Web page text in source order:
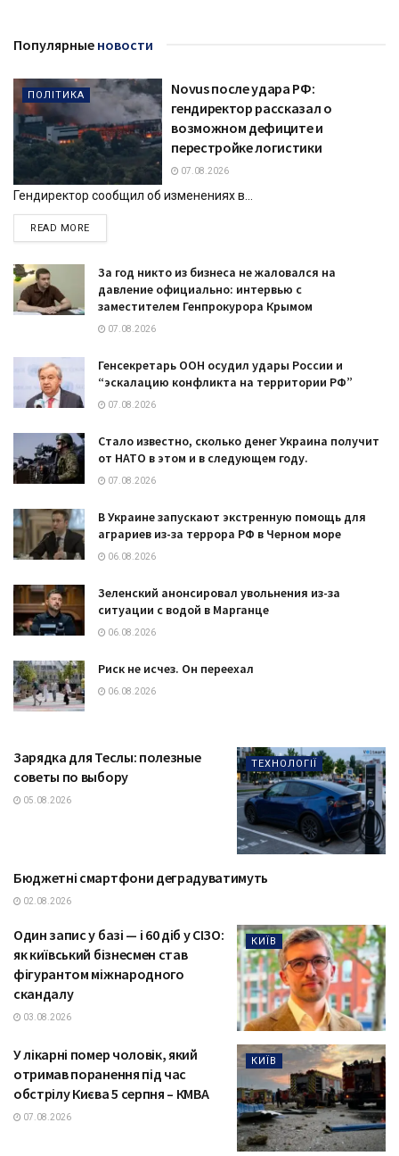
Популярные новости
ПОЛІТИКА
Novus после удара РФ:
гендиректор рассказал о
возможном дефиците и
перестройке логистики
07.08.2026
Гендиректор сообщил об изменениях в...
READ MOREDETAILS
За год никто из бизнеса не жаловался на
давление официально: интервью с
заместителем Генпрокурора Крымом
07.08.2026
Генсекретарь ООН осудил удары России и
“эскалацию конфликта на территории РФ”
07.08.2026
Стало известно, сколько денег Украина получит
от НАТО в этом и в следующем году.
07.08.2026
В Украине запускают экстренную помощь для
аграриев из-за террора РФ в Черном море
06.08.2026
Зеленский анонсировал увольнения из-за
ситуации с водой в Марганце
06.08.2026
Риск не исчез. Он переехал
06.08.2026
ТЕХНОЛОГІЇ
Зарядка для Теслы: полезные
советы по выбору
05.08.2026
ТЕХНОЛОГІЇ
Бюджетні смартфони деградуватимуть
02.08.2026
КИЇВ
Один запис у базі — і 60 діб у СІЗО:
як київський бізнесмен став
фігурантом міжнародного
скандалу
03.08.2026
КИЇВ
У лікарні помер чоловік, який
отримав поранення під час
обстрілу Києва 5 серпня – КМВА
07.08.2026